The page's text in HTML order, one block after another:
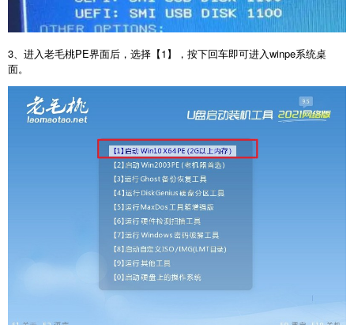
3、进入老毛桃PE界面后，选择【1】，按下回车即可进入winpe系统桌
面。